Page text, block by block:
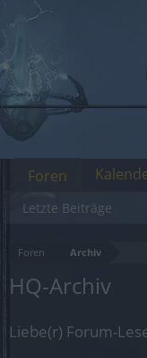
Foren Archiv
HQ-Archiv
Liebe(r) Forum-
Foren
Letzte Beiträge